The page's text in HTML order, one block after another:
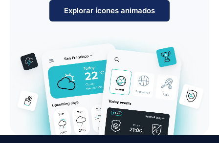
Explorar ícones animados